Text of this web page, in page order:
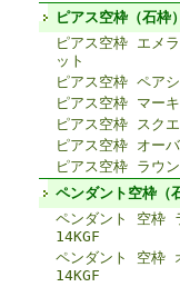
ピアス空枠（石枠）
ピアス空枠 エメ
ット
ピアス空枠 ペア
ピアス空枠 マー
ピアス空枠 スク
ピアス空枠 オー
ピアス空枠 ラウ
ペンダント空枠（
ペンダント 空枠
14KGF
ペンダント 空枠
14KGF